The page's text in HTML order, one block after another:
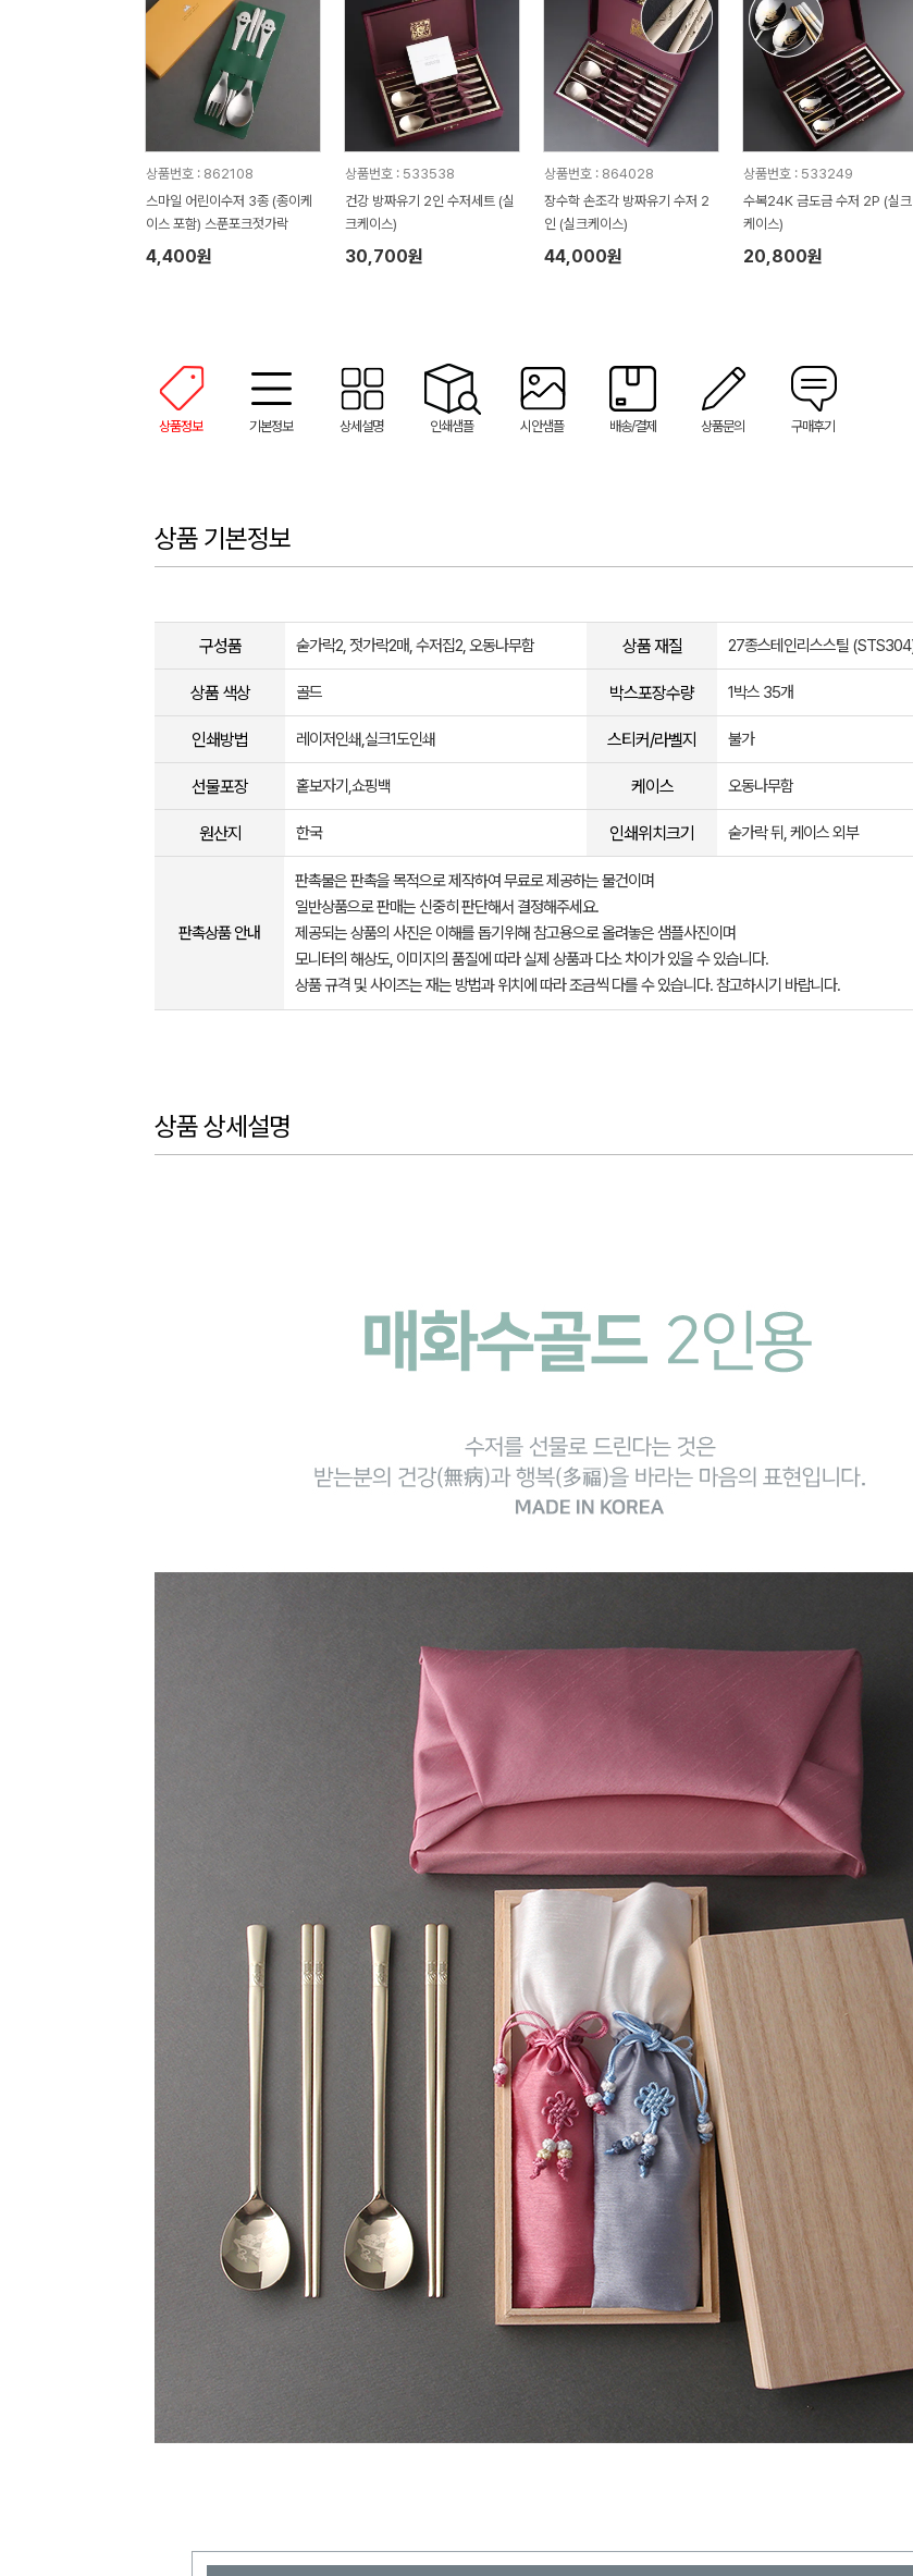
상품번호 : 862108
스마일 어린이수저 3종 (종이케
이스 포함) 스푼포크젓가락
4,400원
상품번호 : 533538
건강 방짜유기 2인 수저세트 (실
크케이스)
30,700원
상품번호 : 864028
장수학 손조각 방짜유기 수저 2
인 (실크케이스)
44,000원
상품번호 : 533249
수복24K 금도금 수저 2P (실크
케이스)
20,800원
상품정보 기본정보 상세설명 인쇄샘플 시안샘플 배송/결제 상품문의 구매후기
상품 기본정보
구성품 숟가락2, 젓가락2매, 수저집2, 오동나무함 상품 재질 27종스테인리스스틸
상품 색상 골드 박스포장수량 1박스 35개
인쇄방법 레이저인쇄,실크1도인쇄 스티커/라벨지 불가
선물포장 홑보자기,쇼핑백 케이스 오동나무함
원산지 한국 인쇄위치크기 숟가락 뒤, 케이스 외부
판촉상품 안내
판촉물은 판촉을 목적으로 제작하여 무료로 제공하는 물건이며
일반상품으로 판매는 신중히 판단해서 결정해주세요.
제공되는 상품의 사진은 이해를 돕기위해 참고용으로 올려놓은 샘플사진이며
모니터의 해상도, 이미지의 품질에 따라 실제 상품과 다소 차이가 있을 수 있습니다.
상품 규격 및 사이즈는 재는 방법과 위치에 따라 조금씩 다를 수 있습니다. 참고하시기 바랍니다.
상품 상세설명